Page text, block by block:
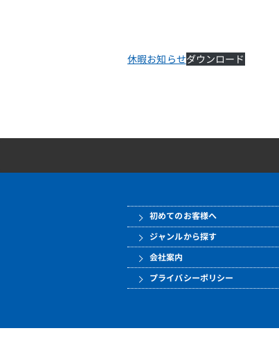
休暇お知らせダウンロード
初めてのお客様へ
ジャンルから探す
会社案内
プライバシーポリシー